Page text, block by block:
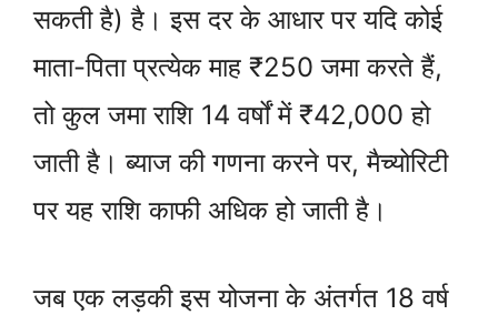
सकती है) है। इस दर के आधार पर यदि कोई
माता-पिता प्रत्येक माह ₹250 जमा करते हैं,
तो कुल जमा राशि 14 वर्षों में ₹42,000 हो
जाती है। ब्याज की गणना करने पर, मैच्योरिटी
पर यह राशि काफी अधिक हो जाती है।
जब एक लड़की इस योजना के अंतर्गत 18 वर्ष